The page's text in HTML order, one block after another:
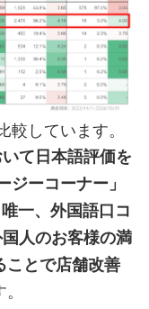
しています。
て日本語評価を
ジーコーナー」
一、外国語口コ
人のお客様の満
ことで店舗改善